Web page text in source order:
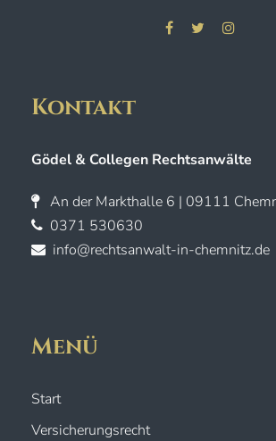
Kontakt
Gödel & Collegen Rechtsanwälte
An der Markthalle 6 | 09111
0371 530630
info@rechtsanwalt-in-chemnitz.de
Menü
Start
Versicherungsrecht